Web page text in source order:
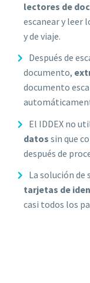
lectores de
escanear y leer
y de viaje.
Después de
documento,
documento
El IDDEX no
datos sin que
después de
La solución de
tarjetas de
casi todos los